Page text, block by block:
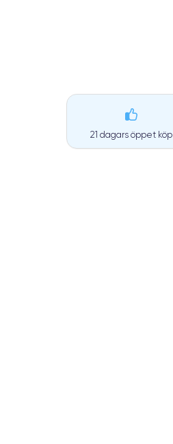
21 dagars öppet köp